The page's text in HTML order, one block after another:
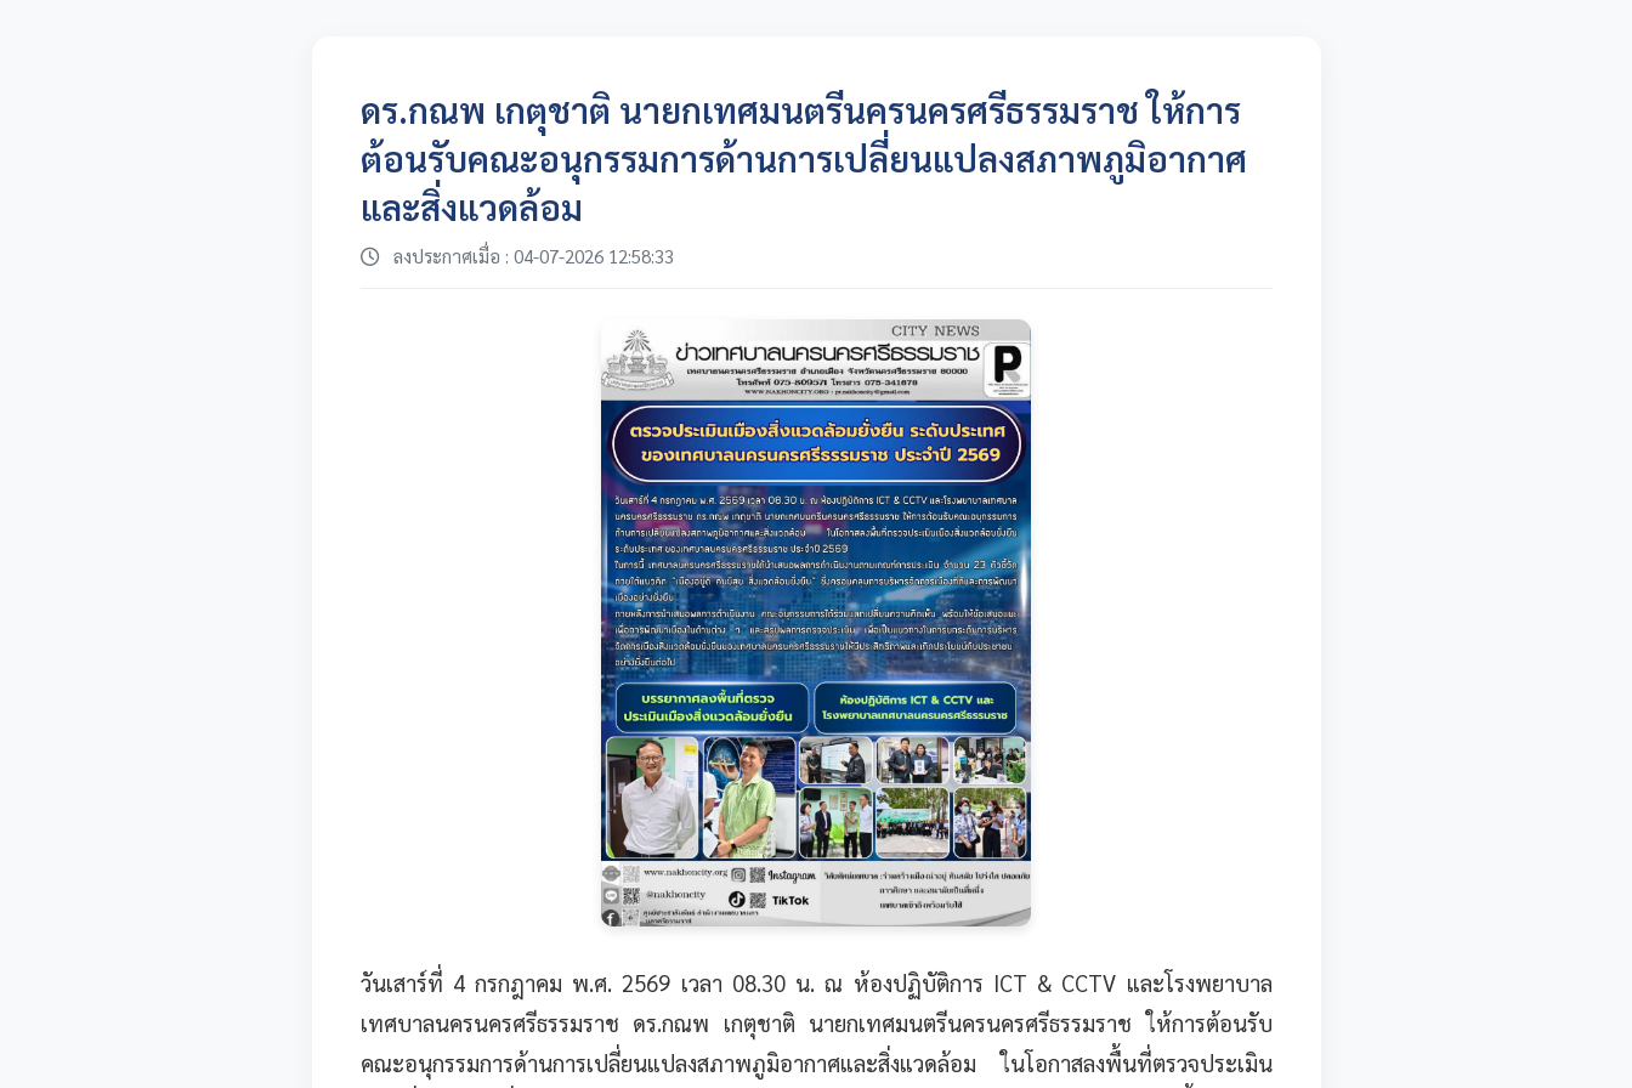
ดร.กณพ เกตุชาติ นายกเทศมนตรีนครนครศรีธรรมราช ให้การ
ต้อนรับคณะอนุกรรมการด้านการเปลี่ยนแปลงสภาพภูมิอากาศ
และสิ่งแวดล้อม
ลงประกาศเมื่อ : 04-07-2026 12:58:33
วันเสาร์ที่ 4 กรกฎาคม พ.ศ. 2569 เวลา 08.30 น. ณ ห้องปฏิบัติการ ICT & CCTV และโรงพยาบาล
เทศบาลนครนครศรีธรรมราช ดร.กณพ เกตุชาติ นายกเทศมนตรีนครนครศรีธรรมราช ให้การต้อนรับ
คณะอนุกรรมการด้านการเปลี่ยนแปลงสภาพภูมิอากาศและสิ่งแวดล้อม ในโอกาสลงพื้นที่ตรวจประเมิน